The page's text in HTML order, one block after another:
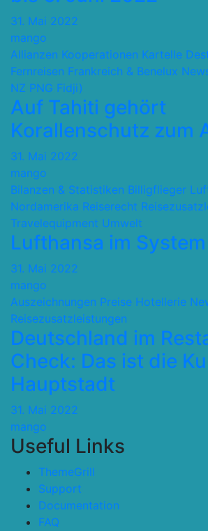
31. Mai 2022
mango
Allianzen Kooperationen Kartelle
Fernreisen Frankreich & Benelux
NZ PNG Fidji)
Auf Tahiti gehört
Korallenschutz zum
31. Mai 2022
mango
Bilanzen & Statistiken Billigflieger
Nordamerika Reiserecht
Travelequipment Umwelt
Lufthansa im
31. Mai 2022
mango
Auszeichnungen Preise Hotellerie
Reisezusatzleistungen
Deutschland im
Check: Das ist die
Hauptstadt
31. Mai 2022
mango
Useful Links
ThemeGrill
Support
Documentation
FAQ